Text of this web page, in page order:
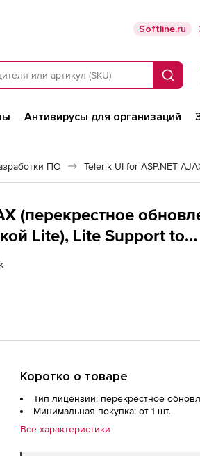
Softline.ru
Поиск
Антивирусы для организаций
ПО Telerik UI for ASP.NET
(перекрестное
Lite), Lite Support to
Коротко о товаре
Тип лицензии: перекрестное
Минимальная покупка: от 1 шт.
Все характеристики